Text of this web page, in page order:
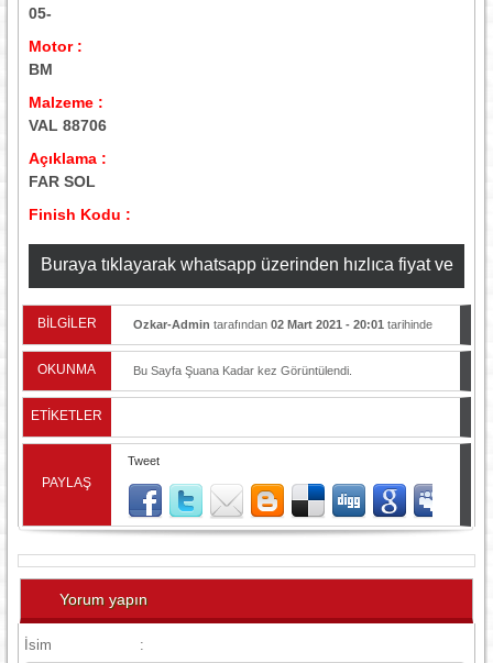
05-
Motor :
BM
Malzeme :
VAL 88706
Açıklama :
FAR SOL
Finish Kodu :
Buraya tıklayarak whatsapp üzerinden hızlıca fiyat ve
stok bilgisi alabilirsiniz
BİLGİLER Ozkar-Admin tarafından 02 Mart 2021 - 20:01 tarihinde
OKUNMA Bu Sayfa Şuana Kadar kez Görüntülendi.
ETİKETLER
PAYLAŞ
Tweet
Yorum yapın
İsim :